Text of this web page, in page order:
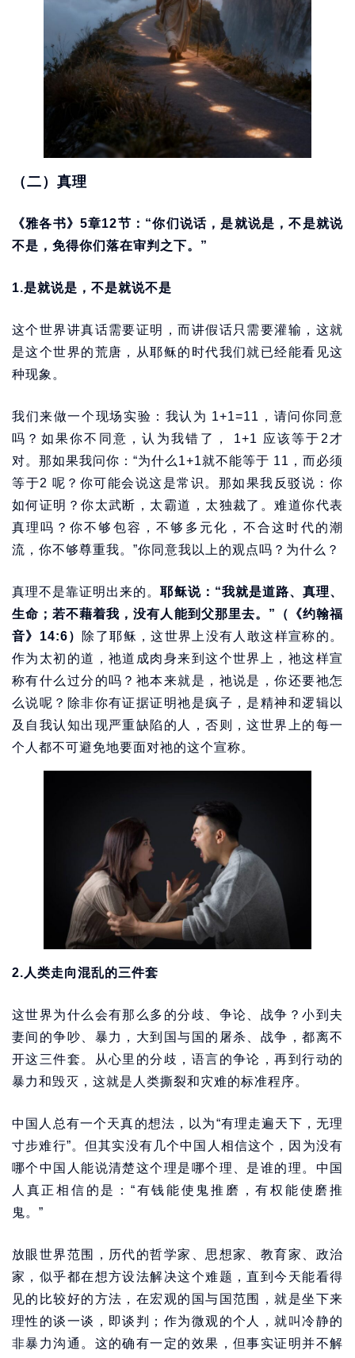
（二）真理
《雅各书》5章12节：“你们说话，是就说是，不是就说
不是，免得你们落在审判之下。”
1.是就说是，不是就说不是
这个世界讲真话需要证明，而讲假话只需要灌输，这就
是这个世界的荒唐，从耶稣的时代我们就已经能看见这
种现象。
我们来做一个现场实验：我认为 1+1=11，请问你同意
吗？如果你不同意，认为我错了， 1+1 应该等于2才
对。那如果我问你：“为什么1+1就不能等于 11，而必须
等于2 呢？你可能会说这是常识。那如果我反驳说：你
如何证明？你太武断，太霸道，太独裁了。难道你代表
真理吗？你不够包容，不够多元化，不合这时代的潮
流，你不够尊重我。”你同意我以上的观点吗？为什么？
真理不是靠证明出来的。耶稣说：“我就是道路、真理、
生命；若不藉着我，没有人能到父那里去。”（《约翰福
音》14:6） 除了耶稣，这世界上没有人敢这样宣称的。
作为太初的道，祂道成肉身来到这个世界上，祂这样宣
称有什么过分的吗？祂本来就是，祂说是，你还要祂怎
么说呢？除非你有证据证明祂是疯子，是精神和逻辑以
及自我认知出现严重缺陷的人，否则，这世界上的每一
个人都不可避免地要面对祂的这个宣称。
2.人类走向混乱的三件套
这世界为什么会有那么多的分歧、争论、战争？小到夫
妻间的争吵、暴力，大到国与国的屠杀、战争，都离不
开这三件套。从心里的分歧，语言的争论，再到行动的
暴力和毁灭，这就是人类撕裂和灾难的标准程序。
中国人总有一个天真的想法，以为“有理走遍天下，无理
寸步难行”。但其实没有几个中国人相信这个，因为没有
哪个中国人能说清楚这个理是哪个理、是谁的理。中国
人真正相信的是：“有钱能使鬼推磨，有权能使磨推
鬼。”
放眼世界范围，历代的哲学家、思想家、教育家、政治
家，似乎都在想方设法解决这个难题，直到今天能看得
见的比较好的方法，在宏观的国与国范围，就是坐下来
理性的谈一谈，即谈判；作为微观的个人，就叫冷静的
非暴力沟通。这的确有一定的效果，但事实证明并不解